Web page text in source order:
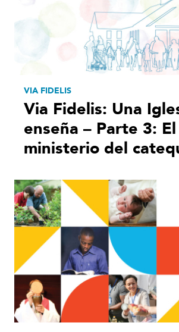
VIA FIDELIS
Via Fidelis: Una
enseña – Parte 3: El
ministerio del